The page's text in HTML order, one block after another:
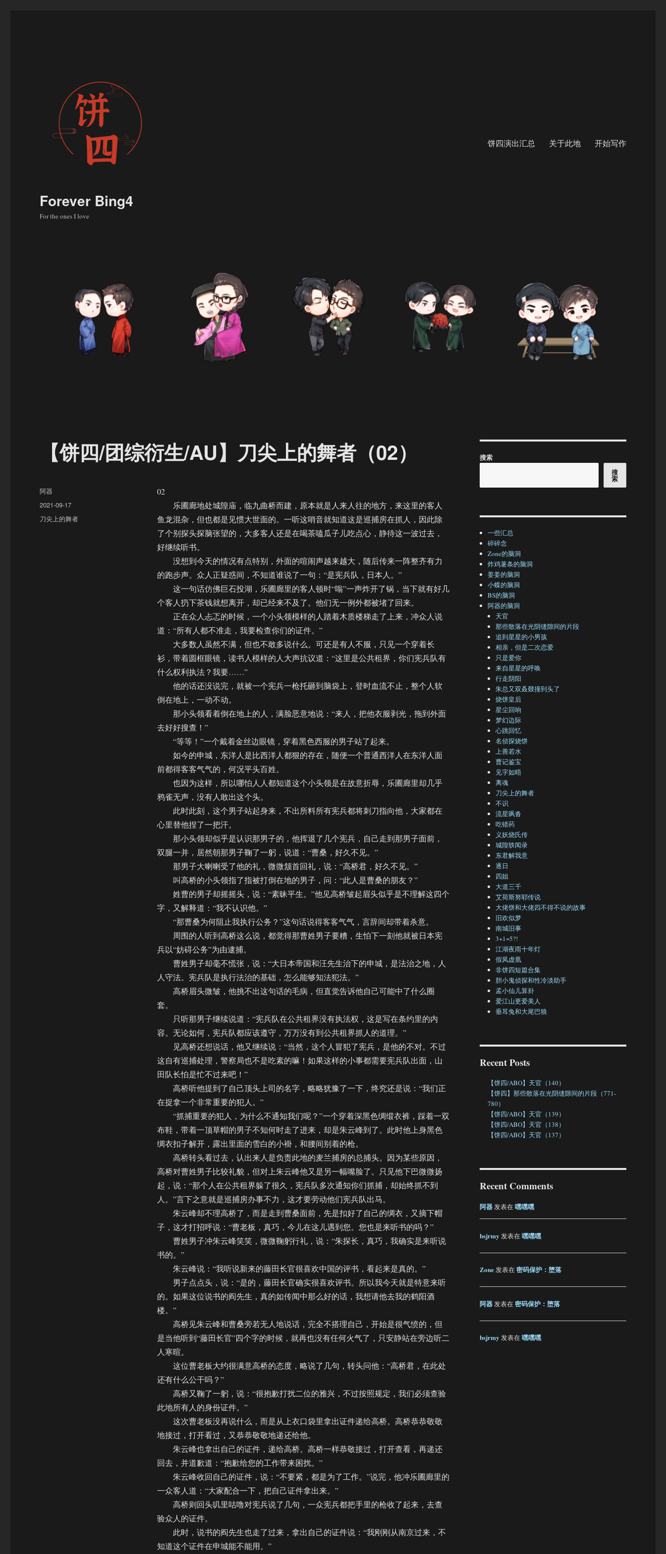
Forever Bing4
For the ones I love
饼四演出汇总 关于此地 开始写作
【饼四/团综衍生/AU】刀尖上的舞者（02）
02
乐圃廊地处城隍庙，临九曲桥而建，原本就是人来人往的地方，来这里的客人
鱼龙混杂，但也都是见惯大世面的。一听这哨音就知道这是巡捕房在抓人，因此除
了个别探头探脑张望的，大多客人还是在喝茶嗑瓜子儿吃点心，静待这一波过去，
好继续听书。
没想到今天的情况有点特别，外面的喧闹声越来越大，随后传来一阵整齐有力
的跑步声。众人正疑惑间，不知道谁说了一句：“是宪兵队，日本人。”
这一句话仿佛巨石投湖，乐圃廊里的客人顿时“嗡”一声炸开了锅，当下就有好几
个客人扔下茶钱就想离开，却已经来不及了。他们无一例外都被堵了回来。
正在众人忐忑的时候，一个小头领模样的人踏着木质楼梯走了上来，冲众人说
道：“所有人都不准走，我要检查你们的证件。”
大多数人虽然不满，但也不敢多说什么。可还是有人不服，只见一个穿着长
衫，带着圆框眼镜，读书人模样的人大声抗议道：“这里是公共租界，你们宪兵队有
什么权利执法？我要……”
他的话还没说完，就被一个宪兵一枪托砸到脑袋上，登时血流不止，整个人软
倒在地上，一动不动。
那小头领看着倒在地上的人，满脸恶意地说：“来人，把他衣服剥光，拖到外面
去好好搜查！”
“等等！”一个戴着金丝边眼镜，穿着黑色西服的男子站了起来。
如今的申城，东洋人是比西洋人都狠的存在，随便一个普通西洋人在东洋人面
前都得客客气气的，何况平头百姓。
也因为这样，所以哪怕人人都知道这个小头领是在故意折辱，乐圃廊里却几乎
鸦雀无声，没有人敢出这个头。
此时此刻，这个男子站起身来，不出所料所有宪兵都将刺刀指向他，大家都在
心里替他捏了一把汗。
那小头领却似乎是认识那男子的，他挥退了几个宪兵，自己走到那男子面前，
双腿一并，居然朝那男子鞠了一躬，说道：“曹桑，好久不见。”
那男子大喇喇受了他的礼，微微颔首回礼，说：“高桥君，好久不见。”
叫高桥的小头领指了指被打倒在地的男子，问：“此人是曹桑的朋友？”
姓曹的男子却摇摇头，说：“素昧平生。”他见高桥皱起眉头似乎是不理解这四个
字，又解释道：“我不认识他。”
“那曹桑为何阻止我执行公务？”这句话说得客客气气，言辞间却带着杀意。
周围的人听到高桥这么说，都觉得那曹姓男子要糟，生怕下一刻他就被日本宪
兵以“妨碍公务”为由逮捕。
曹姓男子却毫不慌张，说：“大日本帝国和汪先生治下的申城，是法治之地，人
人守法。宪兵队是执行法治的基础，怎么能够知法犯法。”
高桥眉头微皱，他挑不出这句话的毛病，但直觉告诉他自己可能中了什么圈
套。
只听那男子继续说道：“宪兵队在公共租界没有执法权，这是写在条约里的内
容。无论如何，宪兵队都应该遵守，万万没有到公共租界抓人的道理。”
见高桥还想说话，他又继续说：“当然，这个人冒犯了宪兵，是他的不对。不过
这自有巡捕处理，警察局也不是吃素的嘛！如果这样的小事都需要宪兵队出面，山
田队长怕是忙不过来吧！”
高桥听他提到了自己顶头上司的名字，略略犹豫了一下，终究还是说：“我们正
在捉拿一个非常重要的犯人。”
“抓捕重要的犯人，为什么不通知我们呢？”一个穿着深黑色绸缎衣裤，踩着一双
布鞋，带着一顶草帽的男子不知何时走了进来，却是朱云峰到了。此时他上身黑色
绸衣扣子解开，露出里面的雪白的小褂，和腰间别着的枪。
高桥转头看过去，认出来人是负责此地的麦兰捕房的总捕头。因为某些原因，
高桥对曹姓男子比较礼貌，但对上朱云峰他又是另一幅嘴脸了。只见他下巴微微扬
起，说：“那个人在公共租界躲了很久，宪兵队多次通知你们抓捕，却始终抓不到
人。”言下之意就是巡捕房办事不力，这才要劳动他们宪兵队出马。
朱云峰却不理高桥了，而是走到曹桑面前，先是扣好了自己的绸衣，又摘下帽
子，这才打招呼说：“曹老板，真巧，今儿在这儿遇到您。您也是来听书的吗？”
曹姓男子冲朱云峰笑笑，微微鞠躬行礼，说：“朱探长，真巧，我确实是来听说
书的。”
朱云峰说：“我听说新来的藤田长官很喜欢中国的评书，看起来是真的。”
男子点点头，说：“是的，藤田长官确实很喜欢评书。所以我今天就是特意来听
的。如果这位说书的阎先生，真的如传闻中那么好的话，我想请他去我的鹤阳酒
楼。”
高桥见朱云峰和曹桑旁若无人地说话，完全不搭理自己，开始是很气愤的，但
是当他听到“藤田长官”四个字的时候，就再也没有任何火气了，只安静站在旁边听二
人寒暄。
这位曹老板大约很满意高桥的态度，略说了几句，转头问他：“高桥君，在此处
还有什么公干吗？”
高桥又鞠了一躬，说：“很抱歉打扰二位的雅兴，不过按照规定，我们必须查验
此地所有人的身份证件。”
这次曹老板没再说什么，而是从上衣口袋里拿出证件递给高桥。高桥恭恭敬敬
地接过，打开看过，又恭恭敬敬地递还给他。
朱云峰也拿出自己的证件，递给高桥。高桥一样恭敬接过，打开查看，再递还
回去，并道歉道：“抱歉给您的工作带来困扰。”
朱云峰收回自己的证件，说：“不要紧，都是为了工作。”说完，他冲乐圃廊里的
一众客人道：“大家配合一下，把自己证件拿出来。”
高桥则回头叽里咕噜对宪兵说了几句，一众宪兵都把手里的枪收了起来，去查
验众人的证件。
此时，说书的阎先生也走了过来，拿出自己的证件说：“我刚刚从南京过来，不
知道这个证件在申城能不能用。”
作
者
阿器
发
布
于
2021-09-17
分
刀尖上的舞者
搜索
搜
索
一些汇总
碎碎念
Zone的脑洞
炸鸡薯条的脑洞
姜姜的脑洞
小蝶的脑洞
BS的脑洞
阿器的脑洞
天官
那些散落在光阴缝隙间的片段
追到星星的小男孩
相亲，但是二次恋爱
只是爱你
来自星星的呼唤
行走阴阳
朱总又双叒叕撞到头了
烧饼皇后
星尘回响
梦幻边际
心跳回忆
名侦探烧饼
上善若水
曹记鉴宝
见字如晤
离魂
刀尖上的舞者
不识
流星飒沓
吃错药
义妖烧氏传
城隍轶闻录
东君解我意
逐日
四姐
大道三千
艾荷斯努耶传说
大佬饼和大佬四不得不说的故事
旧欢似梦
南城旧事
3+1=5?!
江湖夜雨十年灯
假凤虚凰
非饼四短篇合集
胆小鬼侦探和性冷淡助手
孟小仙儿算卦
爱江山更爱美人
垂耳兔和大尾巴狼
Recent Posts
【饼四/ABO】天官（140）
【饼四】那些散落在光阴缝隙间的片段（771-
780）
【饼四/ABO】天官（139）
【饼四/ABO】天官（138）
【饼四/ABO】天官（137）
Recent Comments
阿器发表在嘿嘿嘿
bsjrmy 发表在嘿嘿嘿
Zone发表在密码保护：堕落
阿器发表在密码保护：堕落
bsjrmy 发表在嘿嘿嘿